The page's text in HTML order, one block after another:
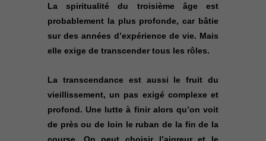
La spiritualité du troisième âge est
probablement la plus profonde, car bâtie
sur des années d’expérience de vie. Mais
elle exige de transcender tous les rôles.
La transcendance est aussi le fruit du
vieillissement, un pas exigé complexe et
profond. Une lutte à finir alors qu’on voit
de près ou de loin le ruban de la fin de la